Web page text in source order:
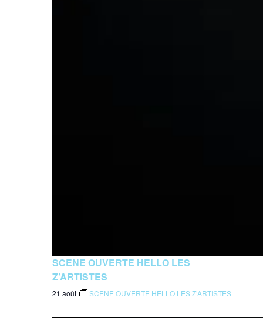
SCENE OUVERTE HELLO LES
Z’ARTISTES
21 août SCENE OUVERTE HELLO LES Z’ARTISTES